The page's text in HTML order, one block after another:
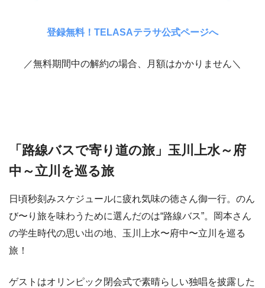
登録無料！TELASAテラサ公式ページへ
／無料期間中の解約の場合、月額はかかりません＼
「路線バスで寄り道の旅」玉川上水～府
中～立川を巡る旅
日頃秒刻みスケジュールに疲れ気味の徳さん御一行。のん
び〜り旅を味わうために選んだのは“路線バス”。岡本さん
の学生時代の思い出の地、玉川上水〜府中〜立川を巡る
旅！
ゲストはオリンピック閉会式で素晴らしい独唱を披露した